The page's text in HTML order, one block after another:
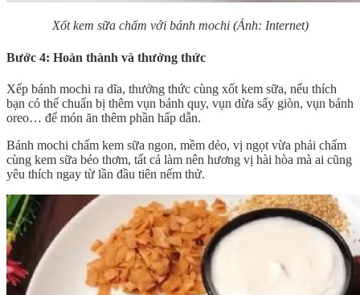
Xốt kem sữa chấm với bánh mochi (Ảnh: Internet)
Bước 4: Hoàn thành và thưởng thức
Xếp bánh mochi ra dĩa, thưởng thức cùng xốt kem sữa, nếu thích
bạn có thể chuẩn bị thêm vụn bánh quy, vụn dừa sấy giòn, vụn bánh
oreo… để món ăn thêm phần hấp dẫn.
Bánh mochi chấm kem sữa ngon, mềm dẻo, vị ngọt vừa phải chấm
cùng kem sữa béo thơm, tất cả làm nên hương vị hài hòa mà ai cũng
yêu thích ngay từ lần đầu tiên nếm thử.